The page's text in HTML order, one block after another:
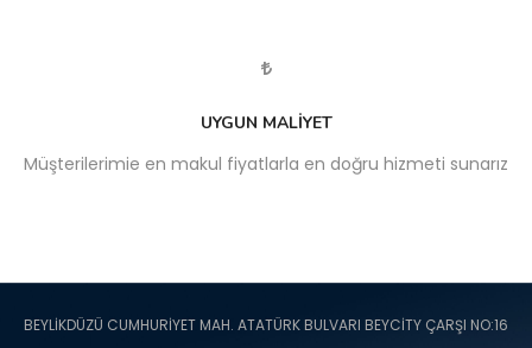
UYGUN MALİYET
Müşterilerimie en makul fiyatlarla en doğru hizmeti sunarız
BEYLİKDÜZÜ CUMHURİYET MAH. ATATÜRK BULVARI BEYCİTY ÇARŞI NO:16